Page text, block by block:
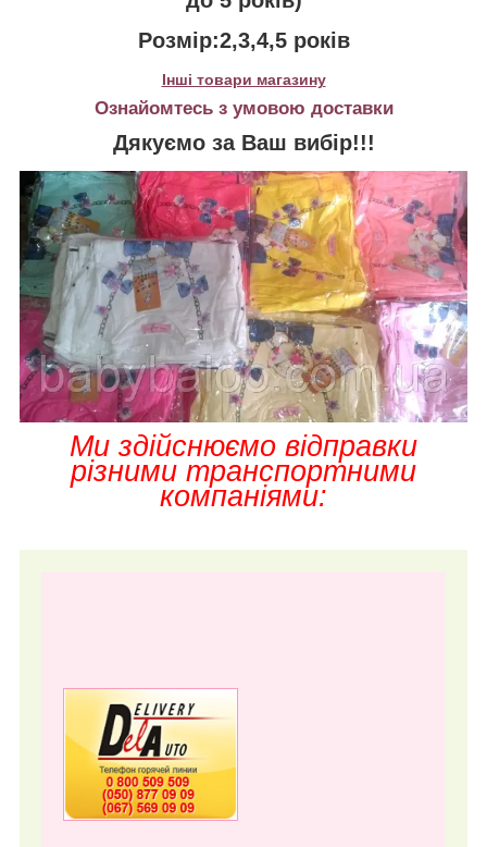
Розмір:2,3,4,5 років
Інші товари магазину
Ознайомтесь з умовою доставки
Дякуємо за Ваш вибір!!!
Ми здійснюємо відправки
різними транспортними
компаніями: